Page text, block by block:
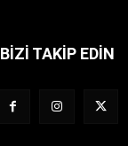
BİZİ TAKİP EDİN